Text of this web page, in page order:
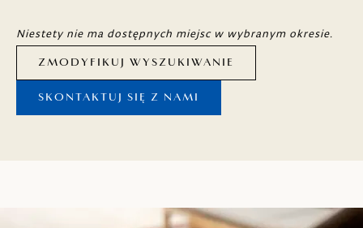
Niestety nie ma dostępnych miejsc w wybranym okresie.
ZMODYFIKUJ WYSZUKIWANIE
SKONTAKTUJ SIĘ Z NAMI